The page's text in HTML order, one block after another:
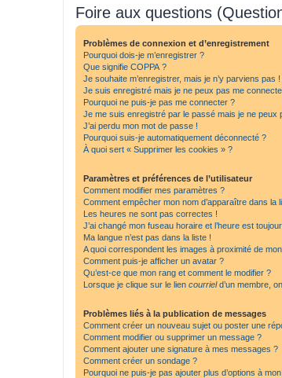
Foire aux questions
Problèmes de connexion et d’enregistrement
Pourquoi dois-je m’enregistrer ?
Que signifie COPPA ?
Je souhaite m’enregistrer, mais je n’y parviens pas !
Je suis enregistré mais je ne peux pas me
Pourquoi ne puis-je pas me connecter ?
Je me suis enregistré par le passé mais je ne peux
J’ai perdu mon mot de passe !
Pourquoi suis-je automatiquement déconnecté ?
À quoi sert « Supprimer les cookies » ?
Paramètres et préférences de l’utilisateur
Comment modifier mes paramètres ?
Comment empêcher mon nom d’apparaître dans
Les heures ne sont pas correctes !
J’ai changé mon fuseau horaire et l’heure est
Ma langue n’est pas dans la liste !
A quoi correspondent les images à proximité de
Comment puis-je afficher un avatar ?
Qu’est-ce que mon rang et comment le modifier ?
Lorsque je clique sur le lien courrield’un membre,
Problèmes liés à la publication de messages
Comment créer un nouveau sujet ou poster une
Comment modifier ou supprimer un message ?
Comment ajouter une signature à mes messages ?
Comment créer un sondage ?
Pourquoi ne puis-je pas ajouter plus d’options à